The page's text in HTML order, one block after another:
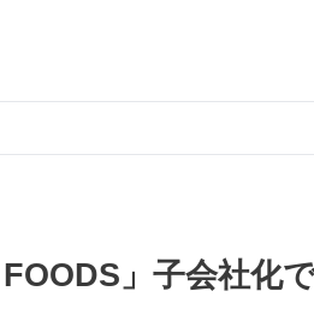
」子会社化